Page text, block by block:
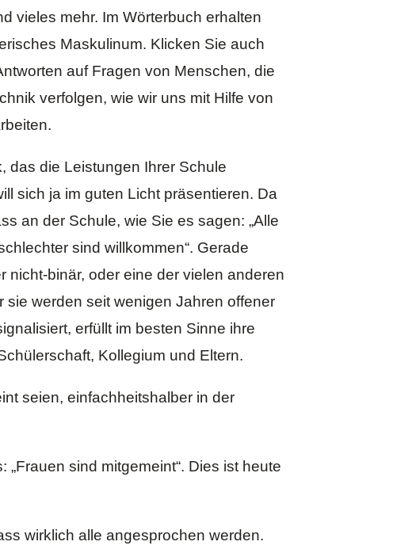
vieles mehr. ImWörterbuch erhalten
Maskulinum. Klicken Sie auch
auf Fragen von Menschen, die
verfolgen, wie wir uns mit Hilfe von
das die Leistungen Ihrer Schule
sich ja im guten Licht präsentieren. Da
an der Schule, wie Sie es sagen: „Alle
sind willkommen“. Gerade
nicht-binär, oder eine der vielen anderen
werden seit wenigen Jahren offener
erfüllt im besten Sinne ihre
Kollegium und Eltern.
seien, einfachheitshalber in der
sind mitgemeint“. Dies ist heute
wirklich alle angesprochen werden.